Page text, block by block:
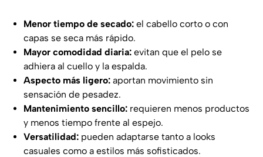
Menor tiempo de secado: el cabello corto o con
capas se seca más rápido.
Mayor comodidad diaria: evitan que el pelo se
adhiera al cuello y la espalda.
Aspecto más ligero: aportan movimiento sin
sensación de pesadez.
Mantenimiento sencillo: requieren menos productos
y menos tiempo frente al espejo.
Versatilidad: pueden adaptarse tanto a looks
casuales como a estilos más sofisticados.